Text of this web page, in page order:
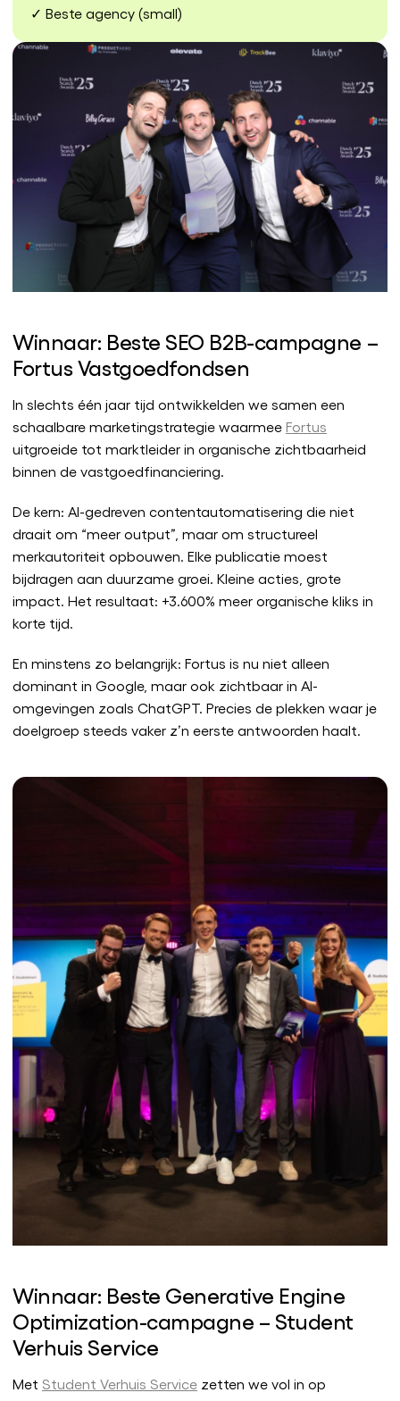
✓ Beste agency (small)
Winnaar: Beste SEO B2B-campagne –
Fortus Vastgoedfondsen
In slechts één jaar tijd ontwikkelden we samen een
schaalbare marketingstrategie waarmee Fortus
uitgroeide tot marktleider in organische zichtbaarheid
binnen de vastgoedfinanciering.
De kern: AI-gedreven contentautomatisering die niet
draait om “meer output”, maar om structureel
merkautoriteit opbouwen. Elke publicatie moest
bijdragen aan duurzame groei. Kleine acties, grote
impact. Het resultaat: +3.600% meer organische kliks in
korte tijd.
En minstens zo belangrijk: Fortus is nu niet alleen
dominant in Google, maar ook zichtbaar in AI-
omgevingen zoals ChatGPT. Precies de plekken waar je
doelgroep steeds vaker z’n eerste antwoorden haalt.
Winnaar: Beste Generative Engine
Optimization-campagne – Student
Verhuis Service
Met Student Verhuis Service zetten we vol in op